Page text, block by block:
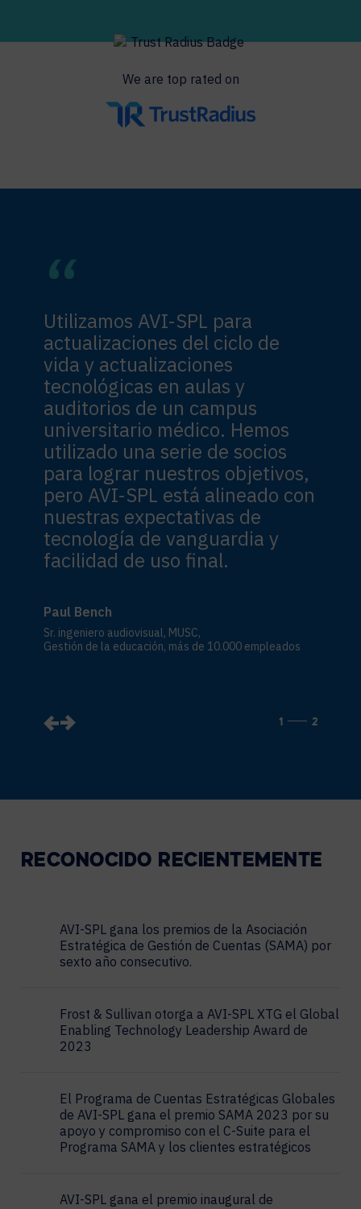
We are top rated on
Utilizamos AVI-SPL para
actualizaciones del ciclo de
vida y actualizaciones
tecnológicas en aulas y
auditorios de un campus
universitario médico. Hemos
utilizado una serie de socios
para lograr nuestros objetivos,
pero AVI-SPL está alineado con
nuestras expectativas de
tecnología de vanguardia y
facilidad de uso final.
Paul Bench
Sr. ingeniero audiovisual, MUSC,
Gestión de la educación, más de 10.000 empleados
1 2
RECONOCIDO RECIENTEMENTE
AVI-SPL gana los premios de la Asociación
Estratégica de Gestión de Cuentas (SAMA) por
sexto año consecutivo.
Frost & Sullivan otorga a AVI-SPL XTG el Global
Enabling Technology Leadership Award de
2023
El Programa de Cuentas Estratégicas Globales
de AVI-SPL gana el premio SAMA 2023 por su
apoyo y compromiso con el C-Suite para el
Programa SAMA y los clientes estratégicos
AVI-SPL gana el premio inaugural de